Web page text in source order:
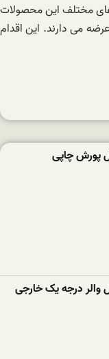
مختلف این محصولات
می دارند. این اقدام
پورش چاپی
درجه یک خارجی